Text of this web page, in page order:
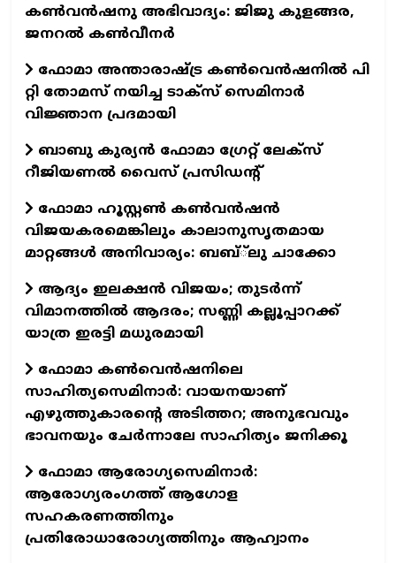
കൺവൻഷനു അഭിവാദ്യം: ജിജു കുളങ്ങര,
ജനറൽ കൺവീനർ
ഫോമാ അന്താരാഷ്ട്ര കൺവെൻഷനിൽ പി
റ്റി തോമസ് നയിച്ച ടാക്‌സ്‌ സെമിനാർ
വിജ്ഞാന പ്രദമായി
ബാബു കുര്യൻ ഫോമാ ഗ്രേറ്റ് ലേക്സ്
റീജിയണൽ വൈസ് പ്രസിഡന്റ്
ഫോമാ ഹൂസ്റ്റൺ കൺവൻഷൻ
വിജയകരമെങ്കിലും കാലാനുസൃതമായ
മാറ്റങ്ങൾ അനിവാര്യം: ബബ്്‌ലു ചാക്കോ
ആദ്യം ഇലക്ഷൻ വിജയം; തുടർന്ന്
വിമാനത്തിൽ ആദരം; സണ്ണി കല്ലൂപ്പാറക്ക്
യാത്ര ഇരട്ടി മധുരമായി
ഫോമാ കൺവെൻഷനിലെ
സാഹിത്യസെമിനാർ: വായനയാണ്
എഴുത്തുകാരന്റെ അടിത്തറ; അനുഭവവും
ഭാവനയും ചേർന്നാലേ സാഹിത്യം ജനിക്കൂ
ഫോമാ ആരോഗ്യസെമിനാർ:
ആരോഗ്യരംഗത്ത് ആഗോള
സഹകരണത്തിനും
പ്രതിരോധാരോഗ്യത്തിനും ആഹ്വാനം